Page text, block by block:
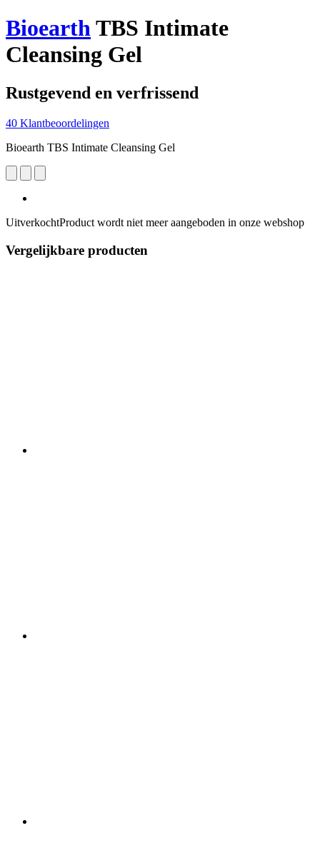
BioearthTBS Intimate
Cleansing Gel
Rustgevend en verfrissend
40 Klantbeoordelingen
Bioearth TBS Intimate Cleansing Gel
UitverkochtProduct wordt niet meer aangeboden in onze webshop
Vergelijkbare producten